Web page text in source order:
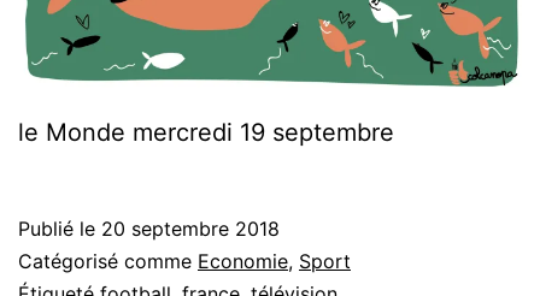
le Monde mercredi 19 septembre
Publié le 20 septembre 2018
Catégorisé comme Economie, Sport